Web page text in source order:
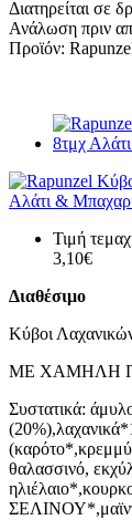
Διατηρείται σε
Ανάλωση πριν
Προϊόν:
Τιμή
3,10€
Διαθέσιμο
Κύβοι
ΜΕ ΧΑΜΗΛΗ
Συστατικά:
θαλασσινό,